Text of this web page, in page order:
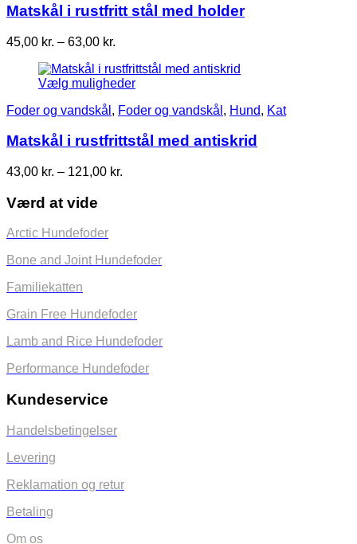
Matskål i rustfritt stål med holder
45,00 kr. – 63,00 kr.
til
63,00 kr.
Vælg muligheder
Foder og vandskål , Foder og vandskål , Hund, Kat
Matskål i rustfrittstål med antiskrid
43,00 kr. – 121,00 kr.
Værd at vide
Arctic Hundefoder
Bone and Joint Hundefoder
Familiekatten
Grain Free Hundefoder
Lamb and Rice Hundefoder
Performance Hundefoder
Kundeservice
Handelsbetingelser
Levering
Reklamation og retur
Betaling
Om os